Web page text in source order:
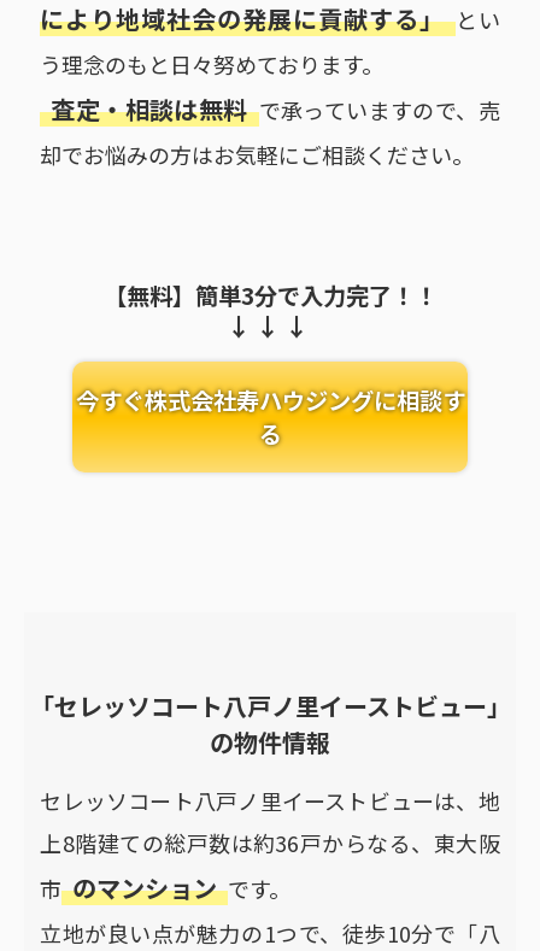
により地域社会の発展に貢献する」 とい
う理念のもと日々努めております。
査定・相談は無料 で承っていますので、売
却でお悩みの方はお気軽にご相談ください。
【無料】簡単3分で入力完了！！
今すぐ株式会社寿ハウジングに相談す
る
「セレッソコート八戸ノ里イーストビュー」
の物件情報
セレッソコート八戸ノ里イーストビューは、地
上8階建ての総戸数は約36戸からなる、東大阪
市 のマンション です。
立地が良い点が魅力の1つで、徒歩10分で「八